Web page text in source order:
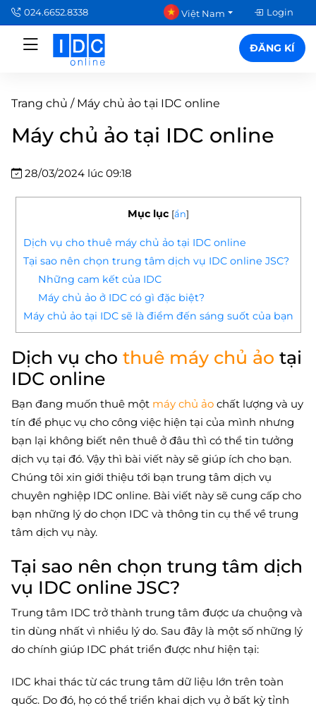
024.6652.8338 Việt Nam Login
ĐĂNG KÍ
Trang chủ / Máy chủ ảo tại IDC online
Máy chủ ảo tại IDC online
28/03/2024 lúc 09:18
Mục lục [ẩn]
Dịch vụ cho thuê máy chủ ảo tại IDC online
Tại sao nên chọn trung tâm dịch vụ IDC online JSC?
Những cam kết của IDC
Máy chủ ảo ở IDC có gì đặc biệt?
Máy chủ ảo tại IDC sẽ là điểm đến sáng suốt của bạn
Dịch vụ chothuê máy chủ ảo tại
IDC online
Bạn đang muốn thuê một máy chủ ảo chất lượng và uy
tín để phục vụ cho công việc hiện tại của mình nhưng
bạn lại không biết nên thuê ở đâu thì có thể tin tưởng
dịch vụ tại đó. Vậy thì bài viết này sẽ giúp ích cho bạn.
Chúng tôi xin giới thiệu tới bạn trung tâm dịch vụ
chuyên nghiệp IDC online. Bài viết này sẽ cung cấp cho
bạn những lý do chọn IDC và thông tin cụ thể về trung
tâm dịch vụ này.
Tại sao nên chọn trung tâm dịch
vụ IDC online JSC?
Trung tâm IDC trở thành trung tâm được ưa chuộng và
tin dùng nhất vì nhiều lý do. Sau đây là một số những lý
do chính giúp IDC phát triển được như hiện tại:
IDC khai thác từ các trung tâm dữ liệu lớn trên toàn
quốc. Do đó, họ có thể triển khai dịch vụ ở bất kỳ tỉnh